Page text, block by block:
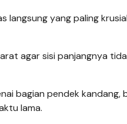
langsung yang paling
agar sisi panjangnya
bagian pendek
lama.